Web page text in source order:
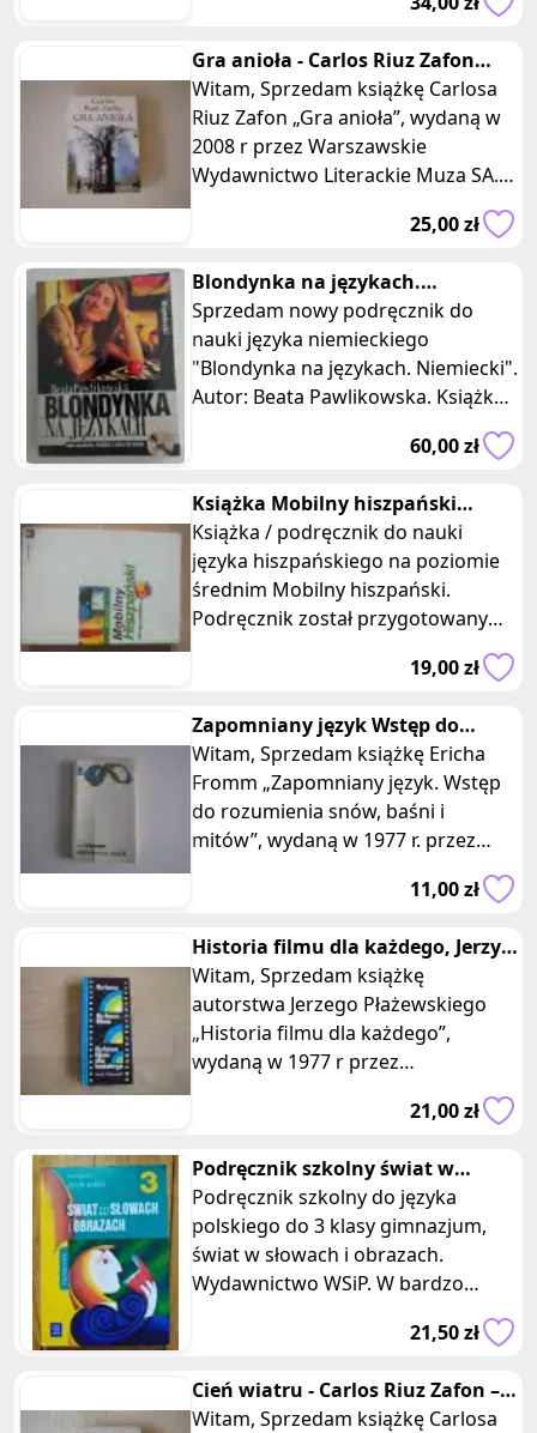
Gra anioła - Carlos Riuz Zafon
Cmentarz zapomnianych książek
Witam, Sprzedam książkę Carlosa
Riuz Zafon „Gra anioła”, wydaną w
2008 r przez Warszawskie
Wydawnictwo Literackie Muza SA.
Książka w miękkiej, impregnowanej
25,00 zł
Blondynka na językach.
Niemiecki.Kurs z płytą
CD.Pawlikowska
Sprzedam nowy podręcznik do
nauki języka niemieckiego
"Blondynka na językach. Niemiecki".
Autor: Beata Pawlikowska. Książka
z płytą CD, fabrycznie zafoliowana.
60,00 zł
Książka Mobilny hiszpański
supermemo poziom sredni
samouk
Książka / podręcznik do nauki
języka hiszpańskiego na poziomie
średnim Mobilny hiszpański.
Podręcznik został przygotowany
specjalnie z myślą o użytkownikach,
19,00 zł
Zapomniany język Wstęp do
rozumienia snów baśni... E.
Fromm
Witam, Sprzedam książkę Ericha
Fromm „Zapomniany język. Wstęp
do rozumienia snów, baśni i
mitów”, wydaną w 1977 r. przez
państwowy Instytut Wydawniczy.
11,00 zł
Historia filmu dla każdego, Jerzy
Płażewski
Witam, Sprzedam książkę
autorstwa Jerzego Płażewskiego
„Historia filmu dla każdego”,
wydaną w 1977 r przez
Filmowe. Książka zszywa21,00 zł
Podręcznik szkolny świat w
słowach i obrazach 3 język polski
Podręcznik szkolny do języka
polskiego do 3 klasy gimnazjum,
świat w słowach i obrazach.
Wydawnictwo WSiP. W bardzo
dobrym stanie, czysty, niepopisana.
21,50 zł
Cień wiatru - Carlos Riuz Zafon –
twarda oprawa
Witam, Sprzedam książkę Carlosa